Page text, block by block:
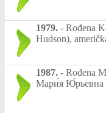
1979. - Rođena
Hudson),
1987. - Rođena
Мари́я Ю́рьевна